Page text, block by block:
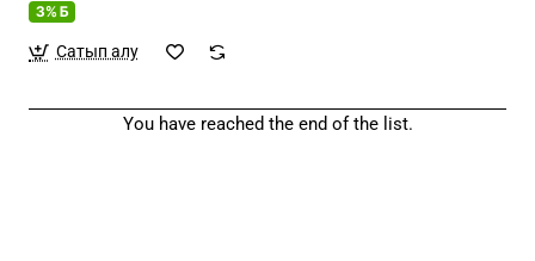
3% Б
Сатып алу
You have reached the end of the list.